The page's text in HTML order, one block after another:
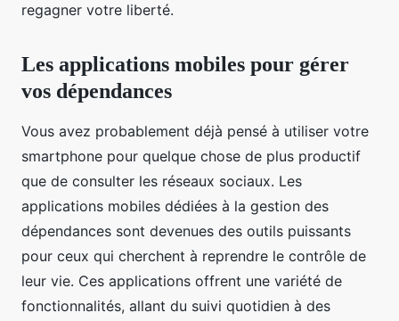
regagner votre liberté.
Les applications mobiles pour gérer
vos dépendances
Vous avez probablement déjà pensé à utiliser votre
smartphone pour quelque chose de plus productif
que de consulter les réseaux sociaux. Les
applications mobiles dédiées à la gestion des
dépendances sont devenues des outils puissants
pour ceux qui cherchent à reprendre le contrôle de
leur vie. Ces applications offrent une variété de
fonctionnalités, allant du suivi quotidien à des